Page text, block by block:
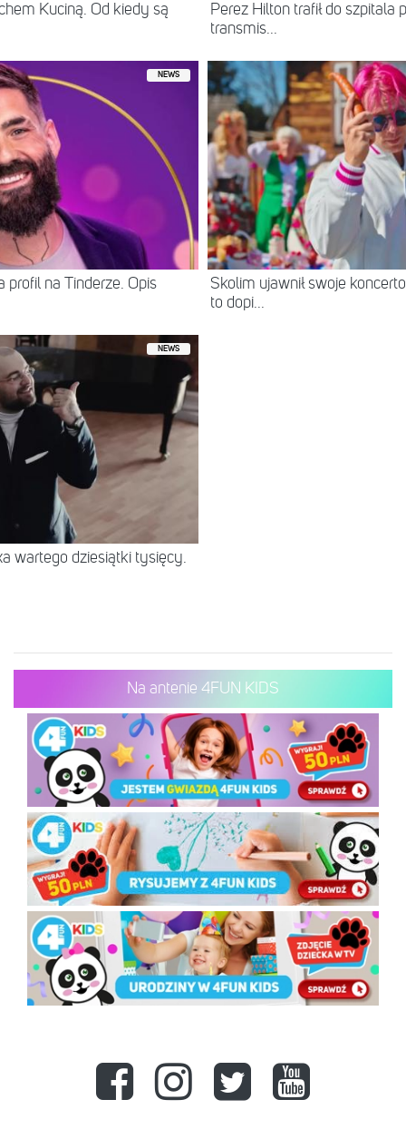
Kuciną. Od kiedy są
Perez Hilton trafił do szpitala
transmis...
NEWS
profil na Tinderze. Opis
Skolim ujawnił swoje
to dopi...
NEWS
wartego dziesiątki tysięcy.
Na antenie 4FUN KIDS